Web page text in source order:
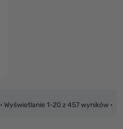
• Wyświetlanie 1-20 z 457 wyników •